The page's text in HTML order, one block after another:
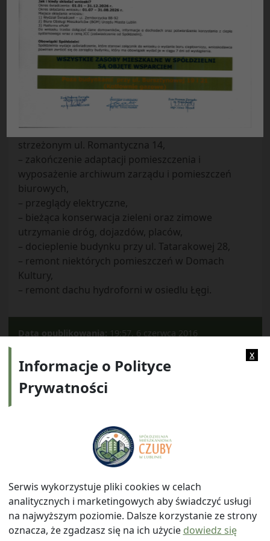
Konserwacja i remonty w roku 2012 mienia
Spółdzielni
W ramach konserwacji i remontów mienia
Spółdzielni w roku 2012 wykonano niżej
wymienione prace:
– remonty nawierzchni dróg, chodników, placów i
parkingów oraz ich oznakowanie we wszystkich
– remont instalacji kanalizacyjnej na parkingu
strzeżonym ul. Romantyczna 14,
– zakończenie adaptacji pomieszczenia i
wyposażenie archiwum zarządu i pomieszczeń
biurowych,
– przeglądy elektryczne,
– bieżąca konserwacja zieleni oraz zimowe
utrzymanie dróg, dojazdów, placów,
– docieplenie budynku przy ul. Tatarakowej 28,
– remont niektórych pomieszczeń w Domach
Kultury,
– remont dachu hydroforni w osiedlu Łęgi.
Data opublikowania: 19:57, 6 czerwca 2016
ul. Watykańska 6, 20-538 Lublin
Telefon: 814641700 E-mail: info@smczuby.pl
x
Informacje o Polityce
Prywatności
Serwis wykorzystuje pliki cookies w celach
analitycznych i marketingowych aby świadczyć usługi
na najwyższym poziomie. Dalsze korzystanie ze strony
oznacza, że zgadzasz się na ich użycie dowiedz się